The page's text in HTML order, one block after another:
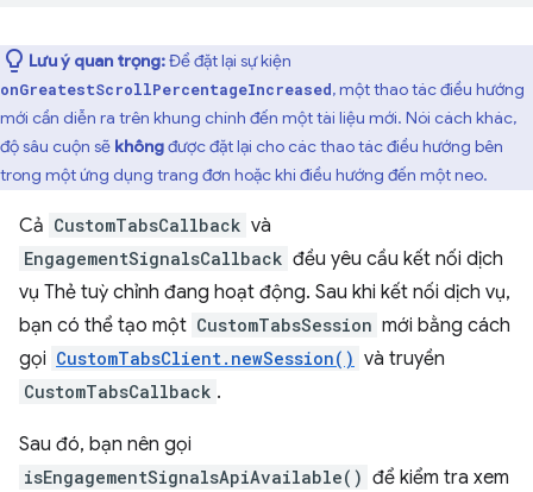
Lưu ý quan trọng:Để đặt lại sự kiện
onGreatestScrollPercentageIncreased, một thao tác điều hướng
mới cần diễn ra trên khung chính đến một tài liệu mới. Nói cách khác,
độ sâu cuộn sẽ khôngđược đặt lại cho các thao tác điều hướng bên
trong một ứng dụng trang đơn hoặc khi điều hướng đến một neo.
Cả CustomTabsCallback và
EngagementSignalsCallback đều yêu cầu kết nối dịch
vụ Thẻ tuỳ chỉnh đang hoạt động. Sau khi kết nối dịch vụ,
bạn có thể tạo một CustomTabsSession mới bằng cách
gọi CustomTabsClient.newSession() và truyền
CustomTabsCallback .
Sau đó, bạn nên gọi
isEngagementSignalsApiAvailable() để kiểm tra xem